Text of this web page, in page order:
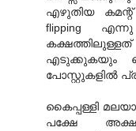
എഴുതിയ
flipping
എടുക്കുകയും
പോസ്റ്റുകളില്‍
കൈപ്പള്ളി
പക്ഷേ